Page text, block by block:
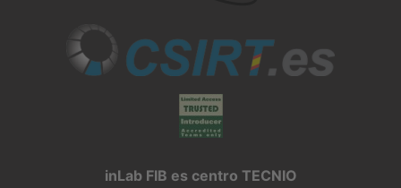
inLab FIB es centro TECNIO